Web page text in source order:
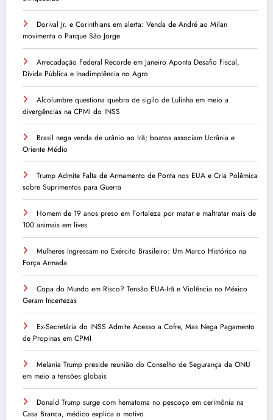
Dorival Jr. e Corinthians em alerta: Venda de André ao Milan
movimenta o Parque São Jorge
Arrecadação Federal Recorde em Janeiro Aponta Desafio Fiscal,
Dívida Pública e Inadimplência no Agro
Alcolumbre questiona quebra de sigilo de Lulinha em meio a
divergências na CPMI do INSS
Brasil nega venda de urânio ao Irã; boatos associam Ucrânia e
Oriente Médio
Trump Admite Falta de Armamento de Ponta nos EUA e Cria Polêmica
sobre Suprimentos para Guerra
Homem de 19 anos preso em Fortaleza por matar e maltratar mais de
100 animais em lives
Mulheres Ingressam no Exército Brasileiro: Um Marco Histórico na
Força Armada
Copa do Mundo em Risco? Tensão EUA-Irã e Violência no México
Geram Incertezas
Ex-Secretária do INSS Admite Acesso a Cofre, Mas Nega Pagamento
de Propinas em CPMI
Melania Trump preside reunião do Conselho de Segurança da ONU
em meio a tensões globais
Donald Trump surge com hematoma no pescoço em cerimônia na
Casa Branca, médico explica o motivo